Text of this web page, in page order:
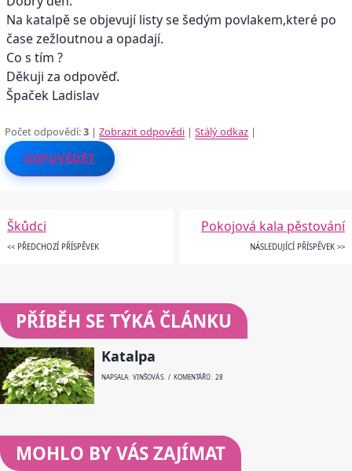
Na katalpě se objevují listy se šedým povlakem,které po
čase zežloutnou a opadají.
Co s tím ?
Děkuji za odpověď.
Špaček Ladislav
Počet odpovědí:3 |Zobrazit odpovědi |Stálý odkaz |
ODPOVĚDĚT
Škůdci
<< PŘEDCHOZÍ PŘÍSPĚVEK
Pokojová kala pěstování
NÁSLEDUJÍCÍ PŘÍSPĚVEK >>
PŘÍBĚH SE TÝKÁ ČLÁNKU
Katalpa
NAPSALA: VINŠOVÁ S. / KOMENTÁŘŮ: 28
MOHLO BY VÁS ZAJÍMAT